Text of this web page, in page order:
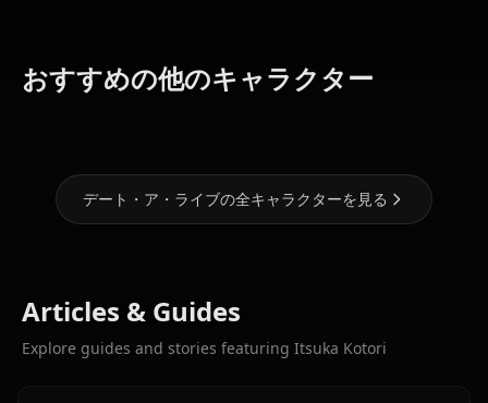
おすすめの他のキャラクター
時崎狂三
デート・ア・ライブの全キャラクターを見る
Articles & Guides
Explore guides and stories featuring Itsuka Kotori